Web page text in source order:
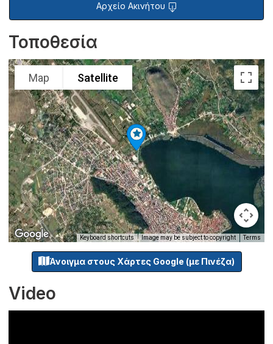
Αρχείο Ακινήτου
Τοποθεσία
Map Satellite
Keyboard shortcuts Image may be subject to copyright Terms
Άνοιγμα στους Χάρτες Google (με Πινέζα)
Video